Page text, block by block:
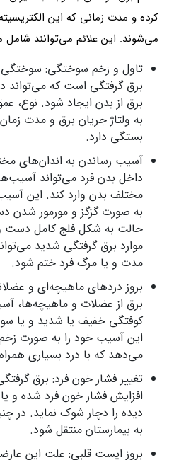
کرده و مدت زمانی که این
می‌شوند. این علائم می‌توانند شامل
تاول و زخم سوختگی: سوختگی
برق گرفتگی است که می‌تواند
برق از بدن ایجاد شود. نوع،
به ولتاژ جریان برق و مدت
بستگی دارد.
آسیب رساندن به اندان‌های
داخل بدن فرد می‌تواند
مختلف بدن وارد کند. این
به صورت گزگز و مورمور شدن
حالت به شکل فلج کامل دست
موارد برق گرفتگی شدید
مدت و یا مرگ فرد ختم شود.
بروز دردهای ماهیچه‌ای و
برق از عضلات و ماهیچه‌ها،
کوفتگی خفیف یا شدید و یا
این آسیب خود را به صورت
می‌دهد که با درد بسیاری
تغییر فشار خون فرد: برق
افزایش فشار خون فرد شده و
دیده را دچار شوک نماید. در
به بیمارستان منتقل شود.
بروز ایست قلبی: علت این